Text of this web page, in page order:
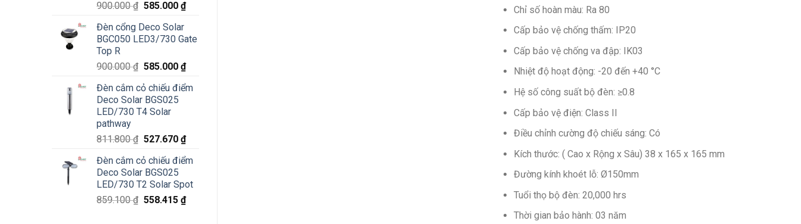
Chỉ số hoàn màu: Ra 80
Cấp bảo vệ chống thấm: IP20
Cấp bảo vệ chống va đập: IK03
Nhiệt độ hoạt động: -20 đến +40 °C
Hệ số công suất bộ đèn: ≥0.8
Cấp bảo vệ điện: Class II
Điều chỉnh cường độ chiếu sáng: Có
Kích thước: ( Cao x Rộng x Sâu) 38 x 165 x 165 mm
Đường kính khoét lỗ: Ø150mm
Tuổi thọ bộ đèn: 20,000 hrs
Thời gian bảo hành: 03 năm
900.000₫ Giá
là:
900.000 ₫.
585.000 ₫Giá
là:
Đèn cổng Deco Solar
BGC050 LED3/730 Gate
Top R
900.000₫ Giá
là:
900.000 ₫.
585.000 ₫Giá
tại
Đèn cắm cỏ chiếu điểm
Deco Solar BGS025
LED/730 T4 Solar
pathway
811.800₫ Giá
là:
811.800 ₫.
527.670 ₫Giá
tại
527.670 ₫.
Đèn cắm cỏ chiếu điểm
Deco Solar BGS025
LED/730 T2 Solar Spot
859.100₫ Giá
558.415 ₫Giá